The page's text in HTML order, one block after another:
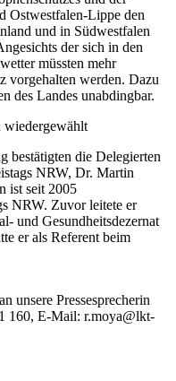
Ostwestfalen-Lippe den
und in Südwestfalen
der sich in den
müssten mehr
vorgehalten werden. Dazu
des Landes unabdingbar.
wiedergewählt
bestätigten die Delegierten
NRW, Dr. Martin
ist seit 2005
NRW. Zuvor leitete er
und Gesundheitsdezernat
er als Referent beim
unsere Pressesprecherin
160, E-Mail: r.moya@lkt-